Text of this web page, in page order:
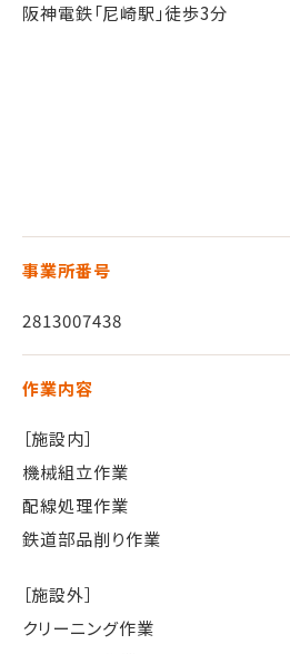
阪神電鉄「尼崎駅」徒歩3分
事業所番号
2813007438
作業内容
［施設内］
機械組立作業
配線処理作業
鉄道部品削り作業
［施設外］
クリーニング作業